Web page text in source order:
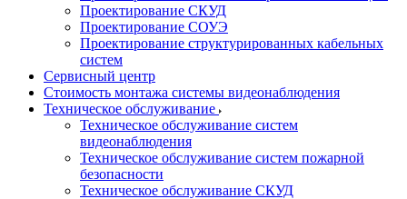
Проектирование СКУД
Проектирование СОУЭ
Проектирование структурированных кабельных
систем
Сервисный центр
Стоимость монтажа системы видеонаблюдения
Техническое обслуживание
Техническое обслуживание систем
видеонаблюдения
Техническое обслуживание систем пожарной
безопасности
Техническое обслуживание СКУД